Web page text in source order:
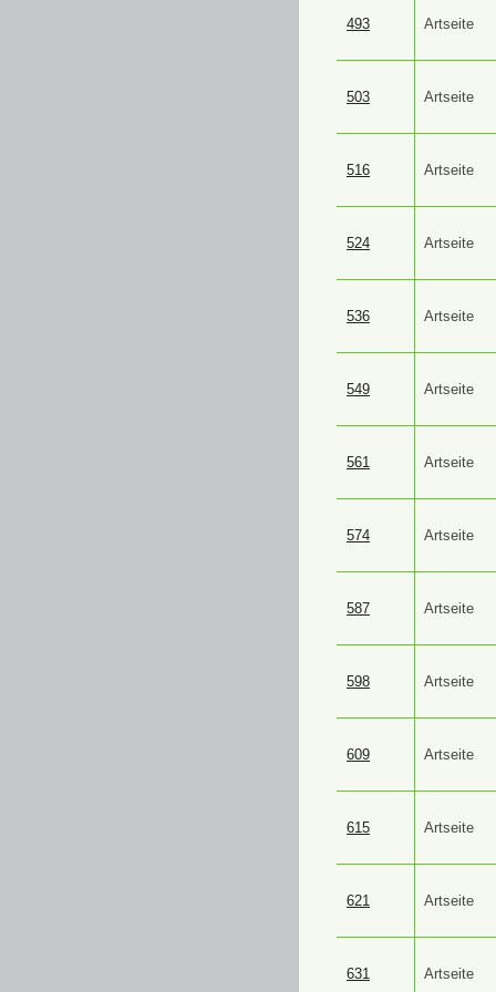
493 Artseite
503 Artseite
516 Artseite
524 Artseite
536 Artseite
549 Artseite
561 Artseite
574 Artseite
587 Artseite
598 Artseite
609 Artseite
615 Artseite
621 Artseite
631 Artseite